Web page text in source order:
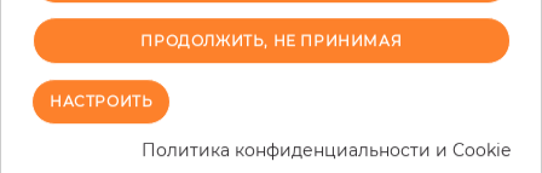
В КОРЗИНУ
ЗАКАЗАТЬ ОБРАЗЕЦ
ПРОДОЛЖИТЬ, НЕ ПРИНИМАЯ
НАСТРОИТЬ
Политика конфиденциальности и Cookie